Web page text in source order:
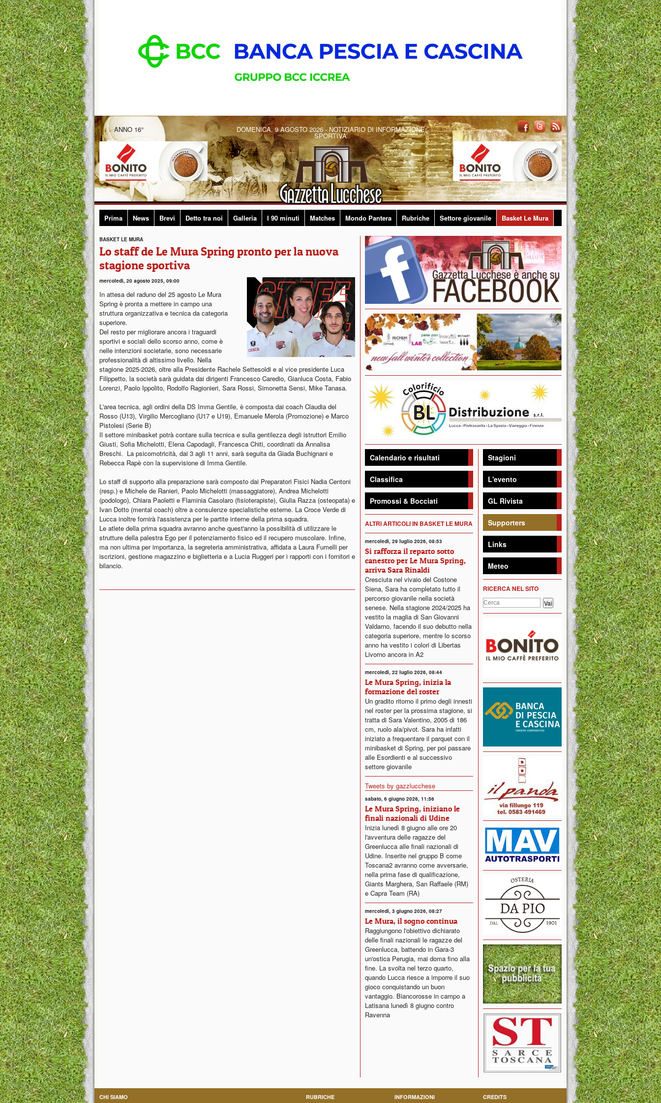
ANNO 16° DOMENICA, 9 AGOSTO 2026 - NOTIZIARIO DI INFORMAZIONE
SPORTIVA
Prima News Brevi Detto tra noi Galleria I 90 minuti Matches Mondo Pantera Rubriche Settore giovanile Basket Le Mura
BASKET LE MURA
Lo staff de Le Mura Spring pronto per la nuova
stagione sportiva
mercoledì, 20 agosto 2025, 09:00
In attesa del raduno del 25 agosto Le Mura
Spring è pronta a mettere in campo una
struttura organizzativa e tecnica da categoria
superiore.
Del resto per migliorare ancora i traguardi
sportivi e sociali dello scorso anno, come è
nelle intenzioni societarie, sono necessarie
professionalità di altissimo livello. Nella
stagione 2025-2026, oltre alla Presidente Rachele Settesoldi e al vice presidente Luca
Filippetto, la società sarà guidata dai dirigenti Francesco Caredio, Gianluca Costa, Fabio
Lorenzi, Paolo Ippolito, Rodolfo Ragionieri, Sara Rossi, Simonetta Sensi, Mike Tanasa.
L'area tecnica, agli ordini della DS Imma Gentile, è composta dai coach Claudia del
Rosso (U13), Virgilio Mercogliano (U17 e U19), Emanuele Merola (Promozione) e Marco
Pistolesi (Serie B)
Il settore minibasket potrà contare sulla tecnica e sulla gentilezza degli istruttori Emilio
Giusti, Sofia Michelotti, Elena Capodagli, Francesca Chiti, coordinati da Annalisa
Breschi. La psicomotricità, dai 3 agli 11 anni, sarà seguita da Giada Buchignani e
Rebecca Rapè con la supervisione di Imma Gentile.
Lo staff di supporto alla preparazione sarà composto dai Preparatori Fisici Nadia Centoni
(resp.) e Michele de Ranieri, Paolo Michelotti (massaggiatore), Andrea Michelotti
(podologo), Chiara Paoletti e Flaminia Casolaro (fisioterapiste), Giulia Razza (osteopata) e
Ivan Dotto (mental coach) oltre a consulenze specialistiche esterne. La Croce Verde di
Lucca inoltre fornirà l'assistenza per le partite interne della prima squadra.
Le atlete della prima squadra avranno anche quest'anno la possibilità di utilizzare le
strutture della palestra Ego per il potenziamento fisico ed il recupero muscolare. Infine,
ma non ultima per importanza, la segreteria amministrativa, affidata a Laura Fumelli per
iscrizioni, gestione magazzino e biglietteria e a Lucia Ruggeri per i rapporti con i fornitori e
bilancio.
Calendario e risultati
Classifica
Promossi & Bocciati
ALTRI ARTICOLI IN BASKET LE MURA
mercoledì, 29 luglio 2026, 08:53
Si rafforza il reparto sotto
canestro per Le Mura Spring,
arriva Sara Rinaldi
Cresciuta nel vivaio del Costone
Siena, Sara ha completato tutto il
percorso giovanile nella società
senese. Nella stagione 2024/2025 ha
vestito la maglia di San Giovanni
Valdarno, facendo il suo debutto nella
categoria superiore, mentre lo scorso
anno ha vestito i colori di Libertas
Livorno ancora in A2
mercoledì, 22 luglio 2026, 08:44
Le Mura Spring, inizia la
formazione del roster
Un gradito ritorno il primo degli innesti
nel roster per la prossima stagione, si
tratta di Sara Valentino, 2005 di 186
cm, ruolo ala/pivot. Sara ha infatti
iniziato a frequentare il parquet con il
minibasket di Spring, per poi passare
alle Esordienti e al successivo
settore giovanile
Tweets by gazzlucchese
sabato, 6 giugno 2026, 11:56
Le Mura Spring, iniziano le
finali nazionali di Udine
Inizia lunedì 8 giugno alle ore 20
l'avventura delle ragazze del
Greenlucca alle finali nazionali di
Udine. Inserite nel gruppo B come
Toscana2 avranno come avversarie,
nella prima fase di qualificazione,
Giants Marghera, San Raffaele (RM)
e Capra Team (RA)
mercoledì, 3 giugno 2026, 08:27
Le Mura, il sogno continua
Raggiungono l'obiettivo dichiarato
delle finali nazionali le ragazze del
Greenlucca, battendo in Gara-3
un'ostica Perugia, mai doma fino alla
fine. La svolta nel terzo quarto,
quando Lucca riesce a imporre il suo
gioco conquistando un buon
vantaggio. Biancorosse in campo a
Latisana lunedì 8 giugno contro
Ravenna
Stagioni
L'evento
GL Rivista
Supporters
Links
Meteo
RICERCA NEL SITO
CHI SIAMO RUBRICHE INFORMAZIONI CREDITS